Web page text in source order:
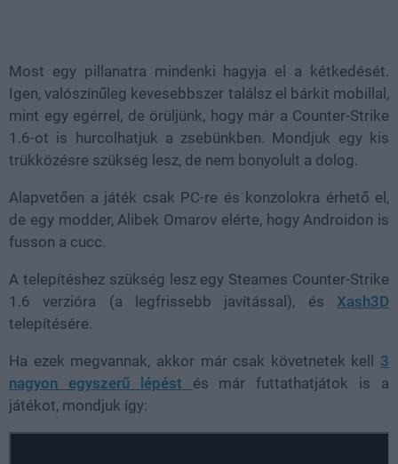
Most egy pillanatra mindenki hagyja el a kétkedését.
Igen, valószínűleg kevesebbszer találsz el bárkit mobillal,
mint egy egérrel, de örüljünk, hogy már a Counter-Strike
1.6-ot is hurcolhatjuk a zsebünkben. Mondjuk egy kis
trükközésre szükség lesz, de nem bonyolult a dolog.
Alapvetően a játék csak PC-re és konzolokra érhető el,
de egy modder, Alibek Omarov elérte, hogy Androidon is
fusson a cucc.
A telepítéshez szükség lesz egy Steames Counter-Strike
1.6 verzióra (a legfrissebb javítással), és Xash3D
telepítésére.
Ha ezek megvannak, akkor már csak követnetek kell 3
nagyon egyszerű lépést és már futtathatjátok is a
játékot, mondjuk így: